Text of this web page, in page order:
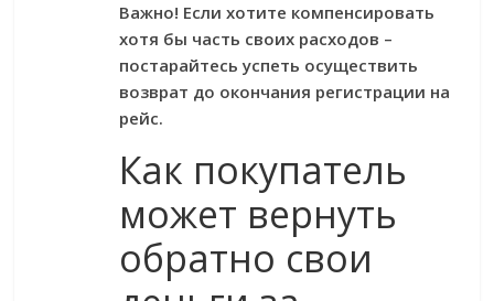
Важно! Если хотите компенсировать
хотя бы часть своих расходов –
постарайтесь успеть осуществить
возврат до окончания регистрации на
рейс.
Как покупатель
может вернуть
обратно свои